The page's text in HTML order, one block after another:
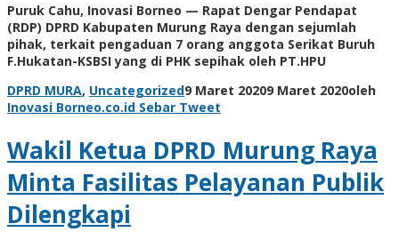
Puruk Cahu, Inovasi Borneo — Rapat Dengar Pendapat
(RDP) DPRD Kabupaten Murung Raya dengan sejumlah
pihak, terkait pengaduan 7 orang anggota Serikat Buruh
F.Hukatan-KSBSI yang di PHK sepihak oleh PT.HPU
DPRD MURA, Uncategorized9 Maret 20209 Maret 2020oleh
Inovasi Borneo.co.id Sebar Tweet
Wakil Ketua DPRD Murung Raya
Minta Fasilitas Pelayanan Publik
Dilengkapi